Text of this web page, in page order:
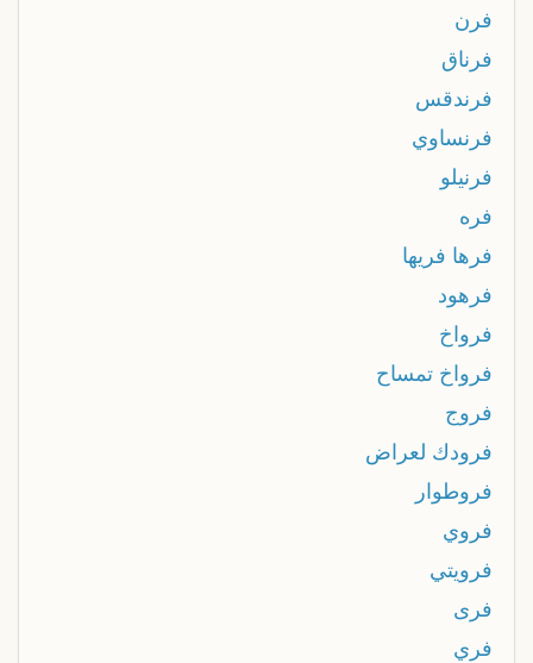
فرن
فرناق
فرندقس
فرنساوي
فرنيلو
فره
فرها فريها
فرهود
فرواخ
فرواخ تمساح
فروج
فرودك لعراض
فروطوار
فروي
فرويتي
فرى
فري